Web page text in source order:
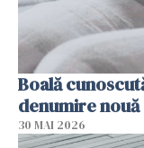
Boală
denumire nouă
30 MAI 2026